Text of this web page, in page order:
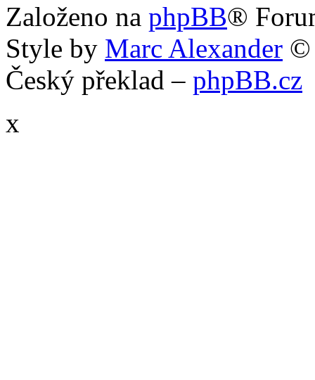
Založeno na phpBB®
Style by Marc Alexander ©
Český překlad – phpBB.cz
x